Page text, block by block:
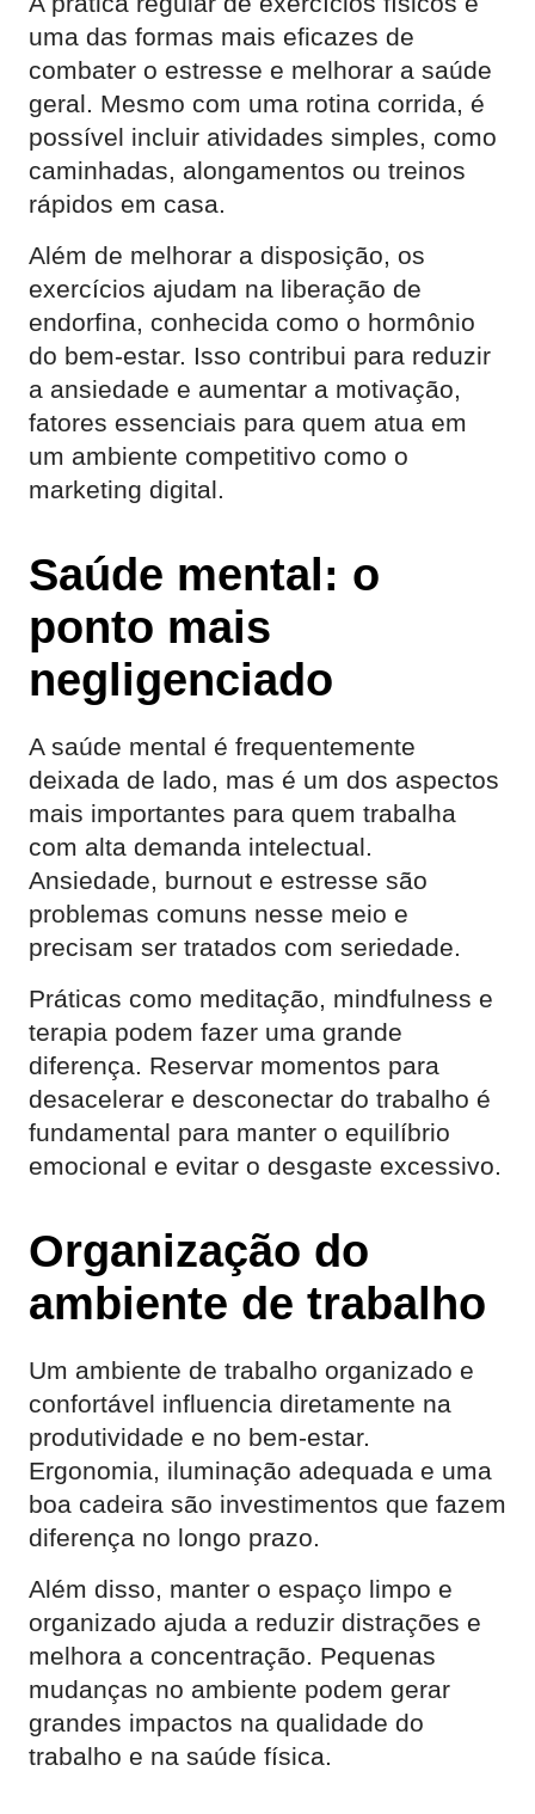
uma das formas mais eficazes de
combater o estresse e melhorar a saúde
geral. Mesmo com uma rotina corrida, é
possível incluir atividades simples, como
caminhadas, alongamentos ou treinos
rápidos em casa.
Além de melhorar a disposição, os
exercícios ajudam na liberação de
endorfina, conhecida como o hormônio
do bem-estar. Isso contribui para reduzir
a ansiedade e aumentar a motivação,
fatores essenciais para quem atua em
um ambiente competitivo como o
marketing digital.
Saúde mental: o
ponto mais
negligenciado
A saúde mental é frequentemente
deixada de lado, mas é um dos aspectos
mais importantes para quem trabalha
com alta demanda intelectual.
Ansiedade, burnout e estresse são
problemas comuns nesse meio e
precisam ser tratados com seriedade.
Práticas como meditação, mindfulness e
terapia podem fazer uma grande
diferença. Reservar momentos para
desacelerar e desconectar do trabalho é
fundamental para manter o equilíbrio
emocional e evitar o desgaste excessivo.
Organização do
ambiente de trabalho
Um ambiente de trabalho organizado e
confortável influencia diretamente na
produtividade e no bem-estar.
Ergonomia, iluminação adequada e uma
boa cadeira são investimentos que fazem
diferença no longo prazo.
Além disso, manter o espaço limpo e
organizado ajuda a reduzir distrações e
melhora a concentração. Pequenas
mudanças no ambiente podem gerar
grandes impactos na qualidade do
trabalho e na saúde física.